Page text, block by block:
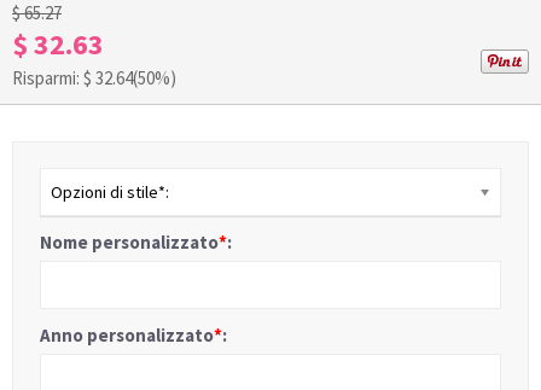
$ 65.27
$ 32.63
Risparmi: $ 32.64(50%)
Opzioni di stile*:
Nome personalizzato*:
Anno personalizzato*: